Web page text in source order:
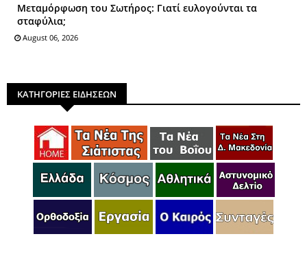
Μεταμόρφωση του Σωτήρος: Γιατί ευλογούνται τα
σταφύλια;
August 06, 2026
ΚΑΤΗΓΟΡΙΕΣ ΕΙΔΗΣΕΩΝ